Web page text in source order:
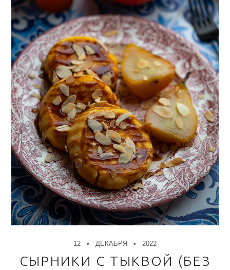
12 ДЕКАБРЯ 2022
СЫРНИКИ С ТЫКВОЙ (БЕЗ